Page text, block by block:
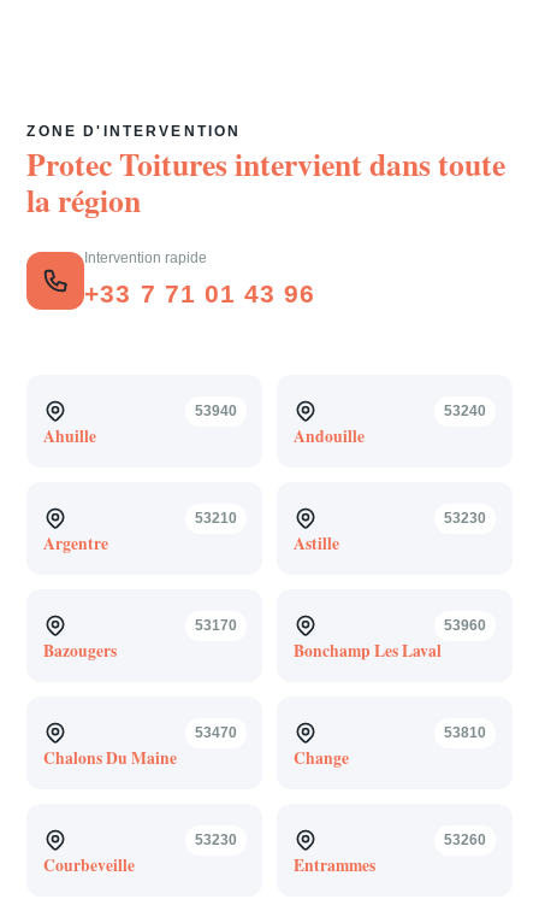
ZONE D'INTERVENTION
Protec Toitures intervient dans toute
la région
Intervention rapide
+33 7 71 01 43 96
53940
Ahuille
53240
Andouille
53210
Argentre
53230
Astille
53170
Bazougers
53960
Bonchamp Les Laval
53470
Chalons Du Maine
53810
Change
53230
Courbeveille
53260
Entrammes